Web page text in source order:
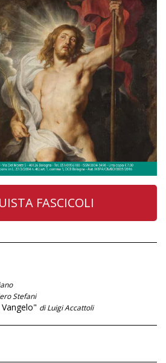
FASCICOLI
Stefani
di Luigi Accattoli